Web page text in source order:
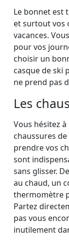
Le bonnet est
et surtout vos
vacances.
pour vos
choisir un
casque de ski
ne prend pas
Les
Vous hésitez
chaussures
prendre vos
sont
sans glisser.
au chaud, un
thermomètre
Partez
pas vous
inutilement